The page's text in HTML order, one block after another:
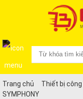
Trang chủ Thiết bị
SYMPHONY